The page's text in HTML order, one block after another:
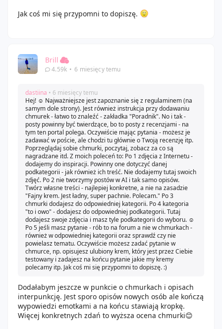
Jak coś mi się przypomni to dopiszę.
Brill
4.59k • 6 miesięcy temu
dastiina • 6 miesięcy temu
Hej! ☺️ Najważniejsze jest zapoznanie się z regulaminem (na
samym dole strony). Jest również instrukcja przy dodawaniu
chmurek - łatwo to znaleźć - zakładka "Poradnik". No i tak -
posty powinny być twierdzące, bo to posty z recenzjami - na
tym ten portal polega. Oczywiście mając pytania - możesz je
zadawać w poście, ale chodzi tu głównie o Twoją recenzję itp.
Poprzeglądaj sobie chmurki, poczytaj, zobacz za co są
nagradzane itd. Z moich poleceń to: Po 1 zdjęcia z Internetu -
dodajemy do inspiracji. Powinny one dotyczyć danej
podkategorii - jak również ich treść. Nie dodajemy tutaj swoich
zdjęć. Po 2 nie tworzymy postów w AI i tak samo opisów.
Twórz własne treści - najlepiej konkretne, a nie na zasadzie
"Fajny krem. Jest ładny, super pachnie. Polecam." Po 3
chmurki dodajesz do odpowiedniej kategorii. Po 4 kategoria
"to i owo" - dodajesz do odpowiedniej podkategorii. Tutaj
dodajesz swoje zdjęcia i masz tyle podkategorii do wyboru. ☺️
Po 5 jeśli masz pytanie - rób to na forum a nie w chmurkach -
również w odpowiedniej kategorii oraz sprawdź czy nie
powielasz tematu. Oczywiście możesz zadać pytanie w
chmurce, np. opisujesz ulubiony krem, który jest przez Ciebie
testowany i zadajesz na końcu pytanie jakie my kremy
polecamy itp. Jak coś mi się przypomni to dopiszę. :)
Dodałabym jeszcze w punkcie o chmurkach i opisach
interpunkcję. Jest sporo opisów nowych osób ale kończą
wypowiedzi emotkami a na końcu stawiają kropkę.
Więcej konkretnych zdań to wyższa ocena chmurki😊